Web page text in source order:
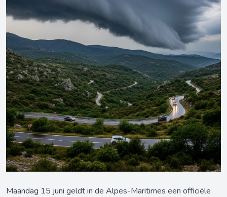
Maandag 15 juni geldt in de Alpes-Maritimes een officiële